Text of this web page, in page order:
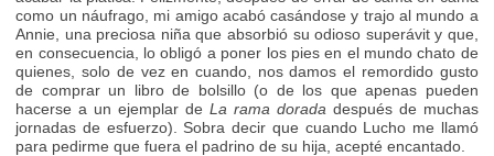
como un náufrago, mi amigo acabó casándose y trajo al mundo a
Annie, una preciosa niña que absorbió su odioso superávit y que,
en consecuencia, lo obligó a poner los pies en el mundo chato de
quienes, solo de vez en cuando, nos damos el remordido gusto
de comprar un libro de bolsillo (o de los que apenas pueden
hacerse a un ejemplar de La rama dorada después de muchas
jornadas de esfuerzo). Sobra decir que cuando Lucho me llamó
para pedirme que fuera el padrino de su hija, acepté encantado.